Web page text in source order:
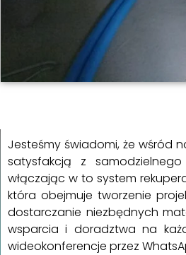
Jesteśmy świadomi, że wśród
satysfakcją z
włączając w to system
która obejmuje tworzenie
dostarczanie niezbędnych
wsparcia i doradztwa na
wideokonferencje przez